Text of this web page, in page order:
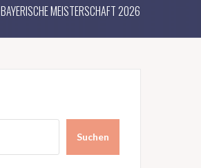
BAYERISCHE MEISTERSCHAFT 2026
Suchen